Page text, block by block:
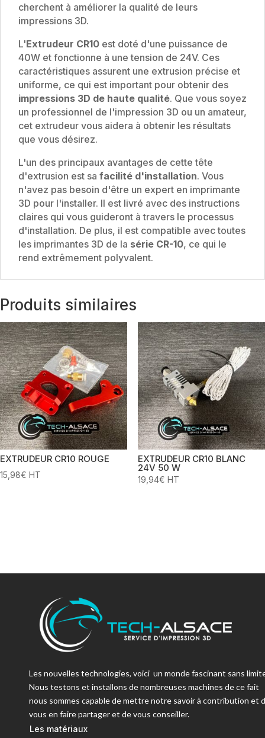
cherchent à améliorer la qualité de leurs
impressions 3D.
L'Extrudeur CR10 est doté d'une puissance de
40W et fonctionne à une tension de 24V. Ces
caractéristiques assurent une extrusion précise et
uniforme, ce qui est important pour obtenir des
impressions 3D de haute qualité. Que vous soyez
un professionnel de l'impression 3D ou un amateur,
cet extrudeur vous aidera à obtenir les résultats
que vous désirez.
L'un des principaux avantages de cette tête
d'extrusion est sa facilité d'installation. Vous
n'avez pas besoin d'être un expert en imprimante
3D pour l'installer. Il est livré avec des instructions
claires qui vous guideront à travers le processus
d'installation. De plus, il est compatible avec toutes
les imprimantes 3D de la série CR-10, ce qui le
rend extrêmement polyvalent.
Produits similaires
EXTRUDEUR CR10 ROUGE
15,98€ HT
EXTRUDEUR CR10 BLANC
24V 50 W
19,94€ HT
Les nouvelles technologies, voici un monde fascinant sans
Nous testons et installons de nombreuses machines de ce fait
nous sommes capable de mettre notre savoir à contribution et
vous en faire partager et de vous conseiller.
Les matériaux